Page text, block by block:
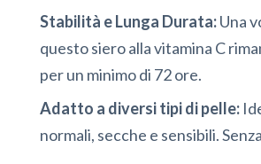
Stabilità e Lunga Durata:Una
questo siero alla vitamina C
per un minimo di 72 ore.
Adatto a diversi tipi di pelle:
normali, secche e sensibili.